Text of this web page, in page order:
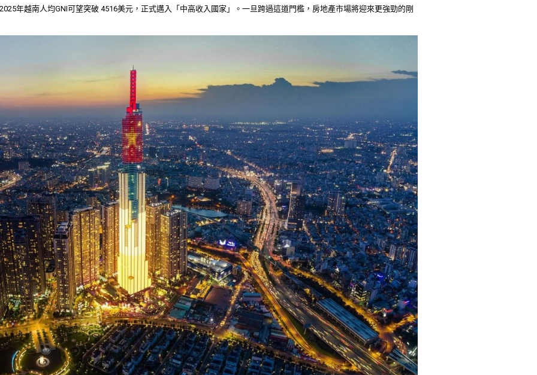
年越南人均GNI可望突破 4516美元，正式邁入「中高收入國家」。一旦跨過這道門檻，房地產市場將迎來更強勁的剛